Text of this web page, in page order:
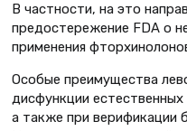
В частности, на это
предостережение FDA о
применения
Особые преимущества
дисфункции
а также при верификации